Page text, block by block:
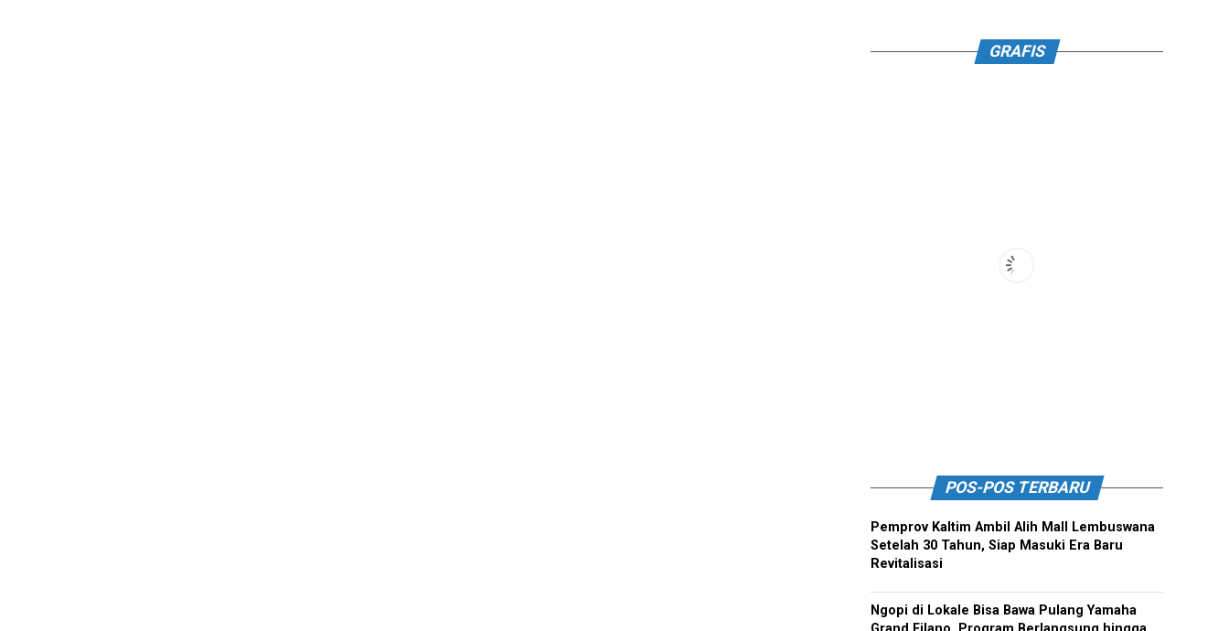
GRAFIS
POS-POS TERBARU
Pemprov Kaltim Ambil Alih Mall Lembuswana
Setelah 30 Tahun, Siap Masuki Era Baru
Revitalisasi
Ngopi di Lokale Bisa Bawa Pulang Yamaha